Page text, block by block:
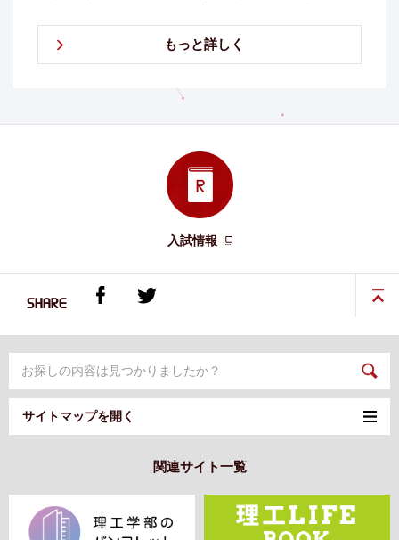
もっと詳しく
入試情報
SHARE
サイトマップを開く
関連サイト一覧